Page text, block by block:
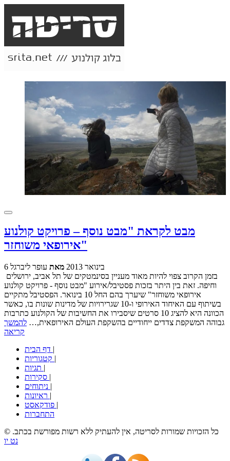
מבט לקראת "מבט נוסף – פרויקט קולנוע
אירופאי משוחזר"
6 בינואר 2013 מאת עופר ליברגל
וחיפה. זאת בין היתר בזכות פסטיבל/אירוע "מבט נוסף - פרויקט קולנוע
אירופאי משוחזר" שיערך בהם החל 10 בינואר. הפסטיבל מתקיים
בשיתוף עם האיחוד האירופי ו-10 שגרירויות של מדינות שונות בו, כאשר
הכוונה היא להציג 10 סרטים שיסבירו את החשיבות של הקולנוע כתרבות
גבוהה המשקפת צדדים ייחודיים בהשקפת העולם האירופאית,… להמשך
קריאה
|
|
|
|
|
|
|
התחברות
© כל הזכויות שמורות לסריטה, אין להעתיק ללא רשות מפורשת בכתב.
נט יו